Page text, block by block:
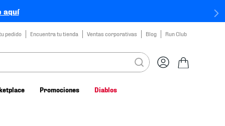
aquí
pedido Encuentra tu tienda Ventas corporativas Blog Run Club
Promociones Diablos